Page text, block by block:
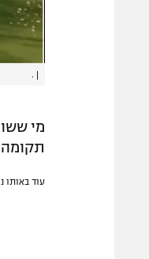
|
.
מי
עוד באותו